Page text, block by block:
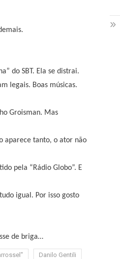
do SBT. Ela se distrai.
legais. Boas músicas.
Groisman. Mas
aparece tanto, o ator não
pela “Rádio Globo”. E
igual. Por isso gosto
de briga…
Danilo Gentili